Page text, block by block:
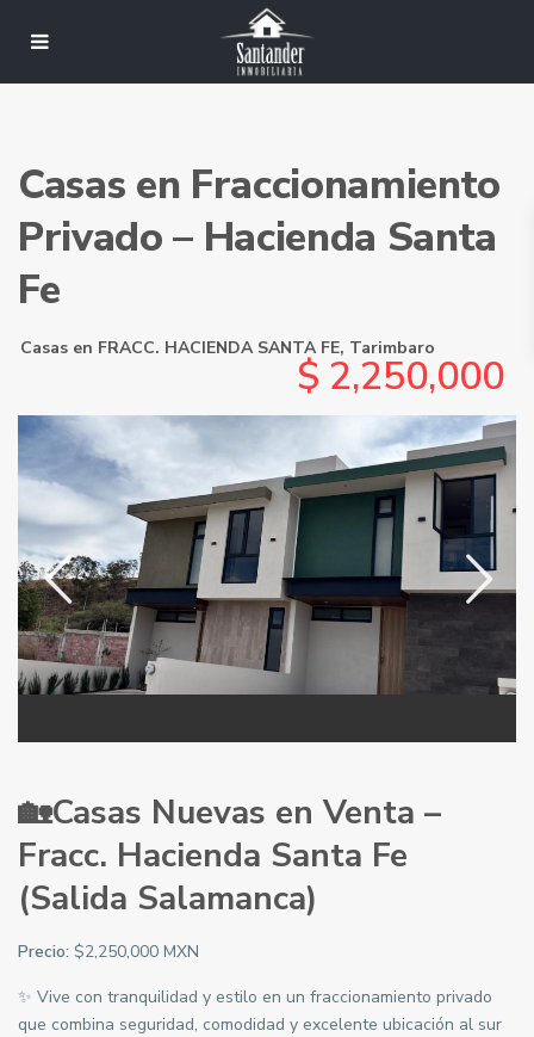
Casas en Fraccionamiento
Privado – Hacienda Santa
Fe
Casas en FRACC. HACIENDA SANTA FE, Tarimbaro
$ 2,250,000
🏡Casas Nuevas en Venta –
Fracc. Hacienda Santa Fe
(Salida Salamanca)
Precio: $2,250,000 MXN
✨ Vive con tranquilidad y estilo en un fraccionamiento privado
que combina seguridad, comodidad y excelente ubicación al sur